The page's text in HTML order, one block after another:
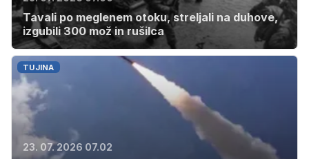
Tavali po meglenem otoku, streljali na duhove,
izgubili 300 mož in rušilca
TUJINA
23. 07. 2026 07.02